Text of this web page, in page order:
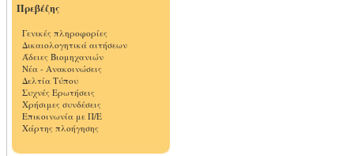
Πρεβέζης
Γενικές πληροφορίες
Δικαιολογητικά αιτήσεων
Άδειες Βιομηχανιών
Νέα - Ανακοινώσεις
Δελτία Τύπου
Συχνές Ερωτήσεις
Χρήσιμες συνδέσεις
Επικοινωνία με Π/Ε
Χάρτης πλοήγησης